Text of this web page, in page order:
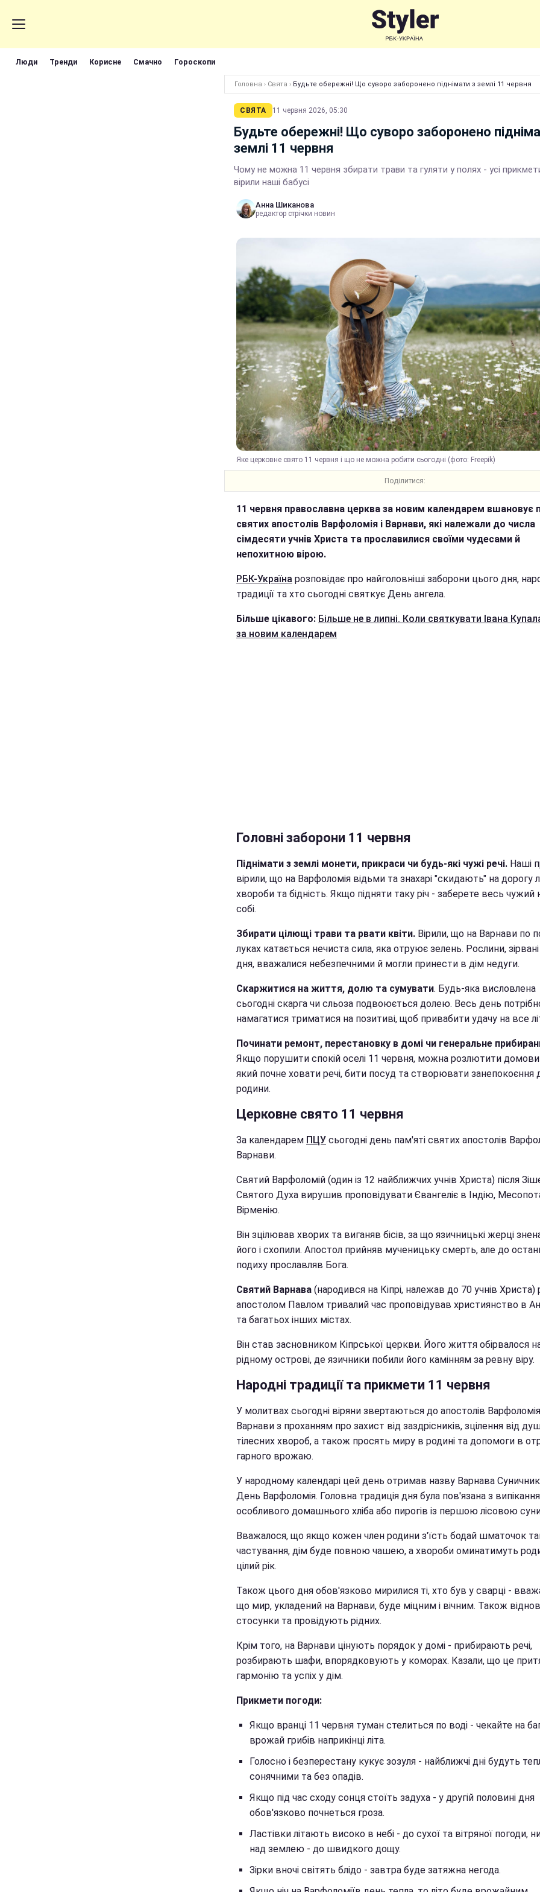
Люди Тренди Корисне Смачно Гороскопи
Головна › Свята › Будьте обережні! Що суворо заборонено піднімати з землі 11 червня
СВЯТА 11 червня 2026, 05:30
Будьте обережні! Що суворо заборонено
землі 11 червня
Чому не можна 11 червня збирати трави та гуляти у полях - усі
вірили наші бабусі
Анна Шиканова
редактор стрічки новин
Яке церковне свято 11 червня і що не можна робити сьогодні (фото: Freepik)
Поділитися:
11 червня православна церква за новим календарем вшановує
святих апостолів Варфоломія і Варнави, які належали до числа
сімдесяти учнів Христа та прославилися своїми чудесами й
непохитною вірою.
РБК-Україна розповідає про найголовніші заборони цього дня,
традиції та хто сьогодні святкує День ангела.
Більше цікавого: Більше не в липні. Коли святкувати Івана
за новим календарем
Головні заборони 11 червня
Піднімати з землі монети, прикраси чи будь-які чужі речі. Наші
вірили, що на Варфоломія відьми та знахарі "скидають" на дорогу
хвороби та бідність. Якщо підняти таку річ - заберете весь чужий
собі.
Збирати цілющі трави та рвати квіти. Вірили, що на Варнави по
луках катається нечиста сила, яка отруює зелень. Рослини,
дня, вважалися небезпечними й могли принести в дім недуги.
Скаржитися на життя, долю та сумувати. Будь-яка висловлена
сьогодні скарга чи сльоза подвоюється долею. Весь день
намагатися триматися на позитиві, щоб привабити удачу на все
Починати ремонт, перестановку в домі чи генеральне
Якщо порушити спокій оселі 11 червня, можна розлютити
який почне ховати речі, бити посуд та створювати занепокоєння
родини.
Церковне свято 11 червня
За календарем ПЦУ сьогодні день пам'яті святих апостолів
Варнави.
Святий Варфоломій (один із 12 найближчих учнів Христа) після
Святого Духа вирушив проповідувати Євангеліє в Індію,
Вірменію.
Він зцілював хворих та виганяв бісів, за що язичницькі жерці
його і схопили. Апостол прийняв мученицьку смерть, але до
подиху прославляв Бога.
Святий Варнава (народився на Кіпрі, належав до 70 учнів Христа)
апостолом Павлом тривалий час проповідував християнство в
та багатьох інших містах.
Він став засновником Кіпрської церкви. Його життя обірвалося
рідному острові, де язичники побили його камінням за ревну віру.
Народні традиції та прикмети 11 червня
У молитвах сьогодні віряни звертаються до апостолів Варфоломія
Варнави з проханням про захист від заздрісників, зцілення від
тілесних хвороб, а також просять миру в родині та допомоги в
гарного врожаю.
У народному календарі цей день отримав назву Варнава
День Варфоломія. Головна традиція дня була пов'язана з
особливого домашнього хліба або пирогів із першою лісовою
Вважалося, що якщо кожен член родини з'їсть бодай шматочок
частування, дім буде повною чашею, а хвороби оминатимуть
цілий рік.
Також цього дня обов'язково мирилися ті, хто був у сварці -
що мир, укладений на Варнави, буде міцним і вічним. Також
стосунки та провідують рідних.
Крім того, на Варнави цінують порядок у домі - прибирають речі,
розбирають шафи, впорядковують у коморах. Казали, що це
гармонію та успіх у дім.
Прикмети погоди:
Якщо вранці 11 червня туман стелиться по воді - чекайте на
врожай грибів наприкінці літа.
Голосно і безперестану кукує зозуля - найближчі дні будуть
сонячними та без опадів.
Якщо під час сходу сонця стоїть задуха - у другій половині дня
обов'язково почнеться гроза.
Ластівки літають високо в небі - до сухої та вітряної погоди,
над землею - до швидкого дощу.
Зірки вночі світять блідо - завтра буде затяжна негода.